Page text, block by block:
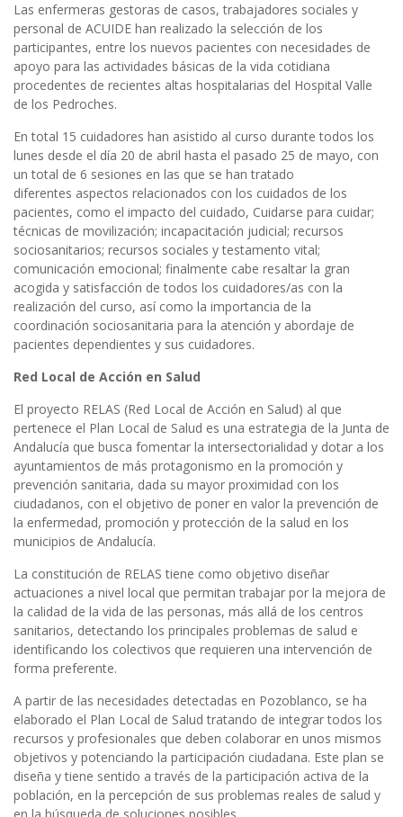
Las enfermeras gestoras de casos, trabajadores sociales y
personal de ACUIDE han realizado la selección de los
participantes, entre los nuevos pacientes con necesidades de
apoyo para las actividades básicas de la vida cotidiana
procedentes de recientes altas hospitalarias del Hospital Valle
de los Pedroches.
En total 15 cuidadores han asistido al curso durante todos los
lunes desde el día 20 de abril hasta el pasado 25 de mayo, con
un total de 6 sesiones en las que se han tratado
diferentes aspectos relacionados con los cuidados de los
pacientes, como el impacto del cuidado, Cuidarse para cuidar;
técnicas de movilización; incapacitación judicial; recursos
sociosanitarios; recursos sociales y testamento vital;
comunicación emocional; finalmente cabe resaltar la gran
acogida y satisfacción de todos los cuidadores/as con la
realización del curso, así como la importancia de la
coordinación sociosanitaria para la atención y abordaje de
pacientes dependientes y sus cuidadores.
Red Local de Acción en Salud
El proyecto RELAS (Red Local de Acción en Salud) al que
pertenece el Plan Local de Salud es una estrategia de la Junta de
Andalucía que busca fomentar la intersectorialidad y dotar a los
ayuntamientos de más protagonismo en la promoción y
prevención sanitaria, dada su mayor proximidad con los
ciudadanos, con el objetivo de poner en valor la prevención de
la enfermedad, promoción y protección de la salud en los
municipios de Andalucía.
La constitución de RELAS tiene como objetivo diseñar
actuaciones a nivel local que permitan trabajar por la mejora de
la calidad de la vida de las personas, más allá de los centros
sanitarios, detectando los principales problemas de salud e
identificando los colectivos que requieren una intervención de
forma preferente.
A partir de las necesidades detectadas en Pozoblanco, se ha
elaborado el Plan Local de Salud tratando de integrar todos los
recursos y profesionales que deben colaborar en unos mismos
objetivos y potenciando la participación ciudadana. Este plan se
diseña y tiene sentido a través de la participación activa de la
población, en la percepción de sus problemas reales de salud y